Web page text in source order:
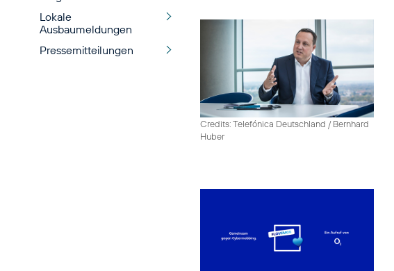
Lokale
Ausbaumeldungen
Pressemitteilungen
Credits: Telefónica Deutschland / Bernhard
Huber